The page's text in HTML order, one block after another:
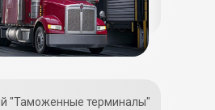
"Таможенные терминалы"